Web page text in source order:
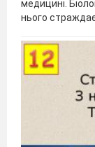
медицині.
нього страждає